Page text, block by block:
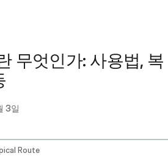
무엇인가: 사용법, 복
3일
Route